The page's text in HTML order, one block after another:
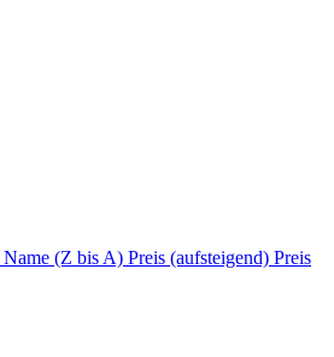
Name (Z bis A) Preis (aufsteigend) Preis